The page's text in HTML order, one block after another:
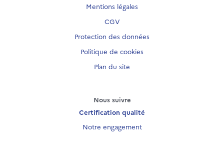
Mentions légales
CGV
Protection des données
Politique de cookies
Plan du site
Nous suivre
Certification qualité
Notre engagement